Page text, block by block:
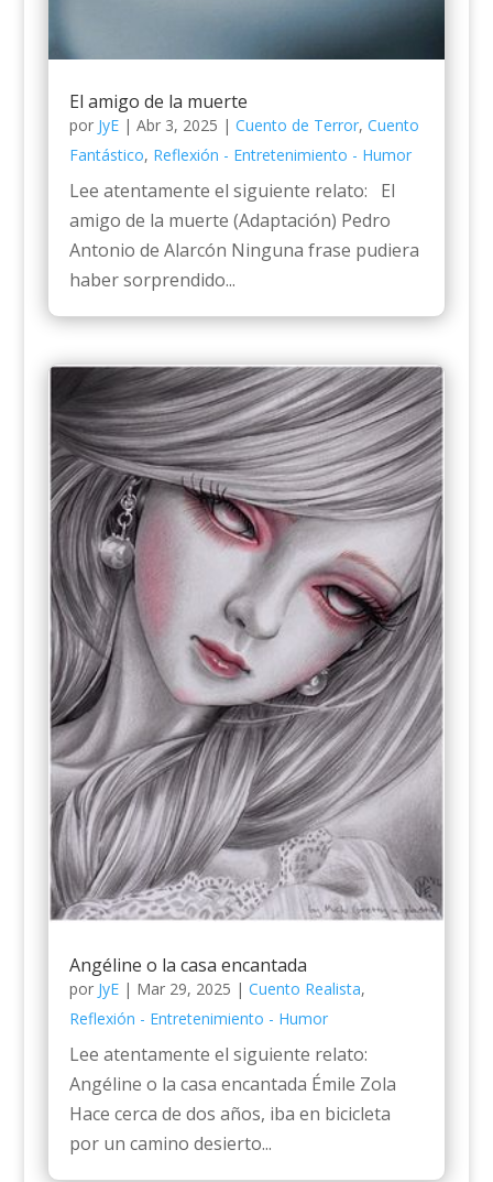
El amigo de la muerte
por JyE| Abr 3, 2025 | Cuento de Terror, Cuento
Fantástico, Reflexión - Entretenimiento - Humor
Lee atentamente el siguiente relato: El
amigo de la muerte (Adaptación) Pedro
Antonio de Alarcón Ninguna frase pudiera
haber sorprendido...
Angéline o la casa encantada
por JyE| Mar 29, 2025 | Cuento Realista,
Reflexión - Entretenimiento - Humor
Lee atentamente el siguiente relato:
Angéline o la casa encantada Émile Zola
Hace cerca de dos años, iba en bicicleta
por un camino desierto...